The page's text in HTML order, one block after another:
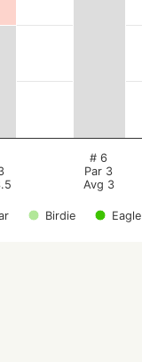
Birdie Eagle
# 6
Par 3
Avg 3